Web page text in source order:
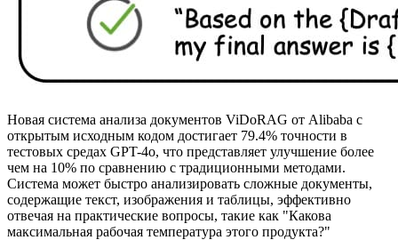
Новая система анализа документов ViDoRAG от Alibaba с
открытым исходным кодом достигает 79.4% точности в
тестовых средах GPT-4o, что представляет улучшение более
чем на 10% по сравнению с традиционными методами.
Система может быстро анализировать сложные документы,
содержащие текст, изображения и таблицы, эффективно
отвечая на практические вопросы, такие как "Какова
максимальная рабочая температура этого продукта?"